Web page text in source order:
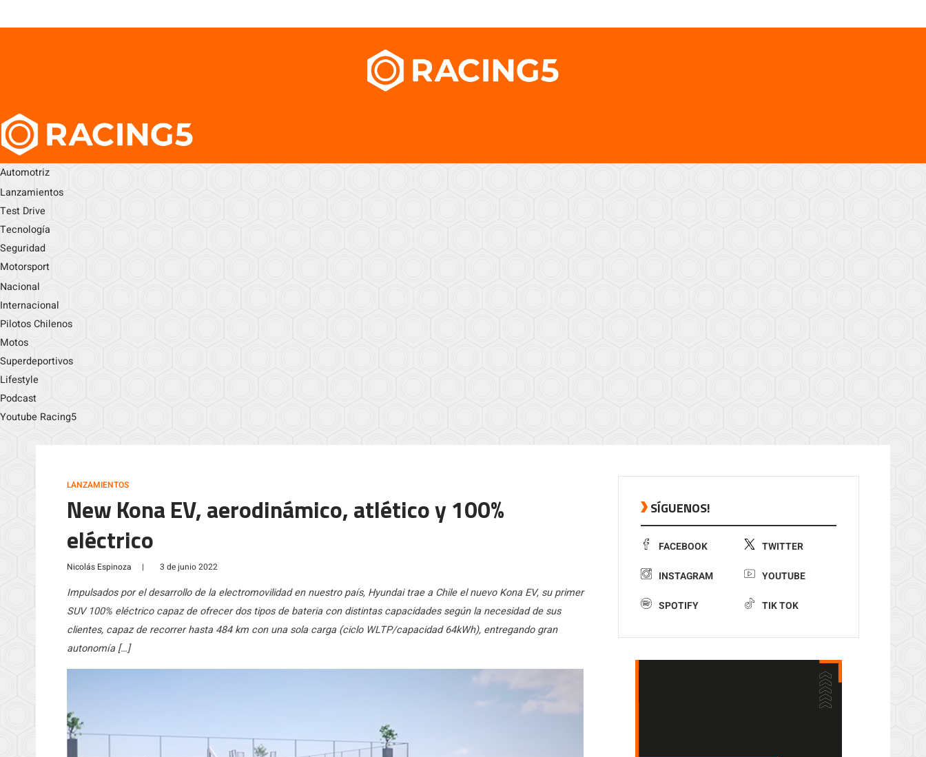
Automotriz
Lanzamientos
Test Drive
Tecnología
Seguridad
Motorsport
Nacional
Internacional
Pilotos Chilenos
Motos
Superdeportivos
Lifestyle
Podcast
Youtube Racing5
LANZAMIENTOS
New Kona EV, aerodinámico, atlético y 100%
eléctrico
Nicolás Espinoza | 3 de junio 2022
Impulsados por el desarrollo de la electromovilidad en nuestro país, Hyundai trae a Chile el nuevo Kona EV, su primer
SUV 100% eléctrico capaz de ofrecer dos tipos de bateria con distintas capacidades según la necesidad de sus
clientes, capaz de recorrer hasta 484 km con una sola carga (ciclo WLTP/capacidad 64kWh), entregando gran
autonomía […]
SÍGUENOS!
FACEBOOK TWITTER
INSTAGRAM YOUTUBE
SPOTIFY TIK TOK